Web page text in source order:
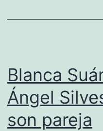
Blanca
Ángel
son pareja